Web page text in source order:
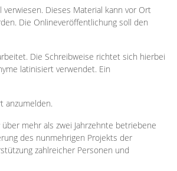
Dieses Material kann vor Ort
Die Onlineveröffentlichung soll den
Die Schreibweise richtet sich hierbei
latinisiert verwendet. Ein
anzumelden.
mehr als zwei Jahrzehnte betriebene
des nunmehrigen Projekts der
zahlreicher Personen und